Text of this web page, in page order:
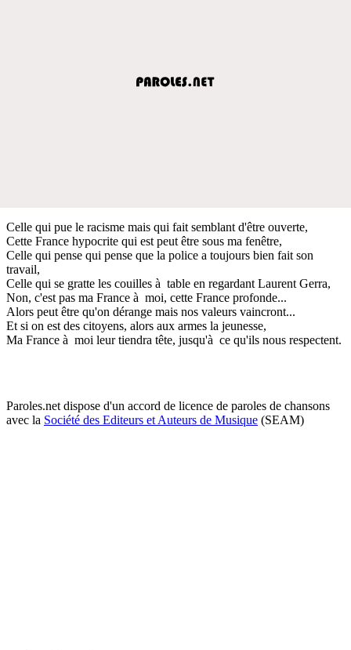
Celle qui pue le racisme mais qui fait semblant d'être ouverte,
Cette France hypocrite qui est peut être sous ma fenêtre,
Celle qui pense qui pense que la police a toujours bien fait son
travail,
Celle qui se gratte les couilles à table en regardant Laurent Gerra,
Non, c'est pas ma France à moi, cette France profonde...
Alors peut être qu'on dérange mais nos valeurs vaincront...
Et si on est des citoyens, alors aux armes la jeunesse,
Ma France à moi leur tiendra tête, jusqu'à ce qu'ils nous respectent.
Paroles.net dispose d'un accord de licence de paroles de chansons
avec la Société des Editeurs et Auteurs de Musique (SEAM)